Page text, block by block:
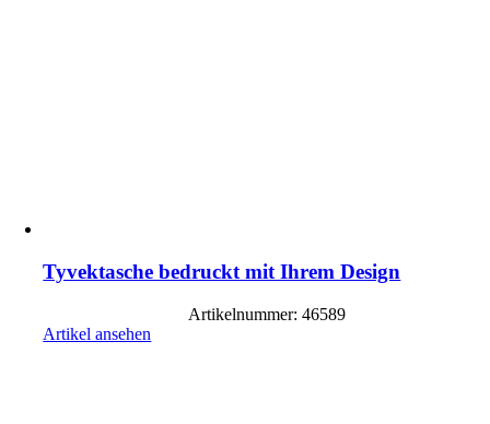
Tyvektasche bedruckt mit Ihrem Design
Artikelnummer: 46589
Artikel ansehen